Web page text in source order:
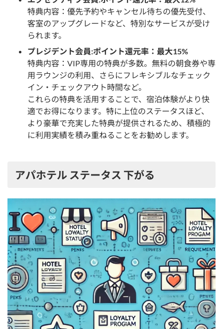
特典内容：優先予約やキャンセル待ちの優先受付、
客室のアップグレードなど、特別なサービスが受け
られます。
プレジデント会員:ポイント還元率：最大15%
特典内容：VIP専用の特典が多数。無料の朝食券や専
用ラウンジの利用、さらにフレキシブルなチェック
イン・チェックアウト時間など。
これらの特典を活用することで、宿泊体験がより快
適でお得になります。特に上位のステータスほど、
より豪華で充実した特典が提供されるため、積極的
に利用実績を積み重ねることをお勧めします。
アパホテル ステータス 下がる